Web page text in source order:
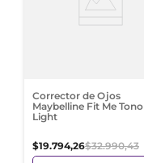
Corrector de Ojos
Maybelline Fit Me Tono
Light
$19.794,26$32.990,43